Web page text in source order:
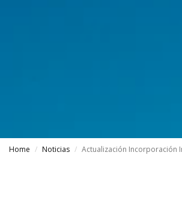
Home Noticias Actualización Incorporación